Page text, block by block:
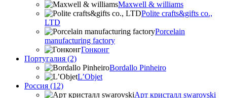
Maxwell & williams
Polite crafts&gifts co.,
LTD
Porcelain
manufacturing factory
Гонконг
Португалия (2)
Bordallo Pinheiro
L’Objet
Россия (12)
Арт кристалл swarovski